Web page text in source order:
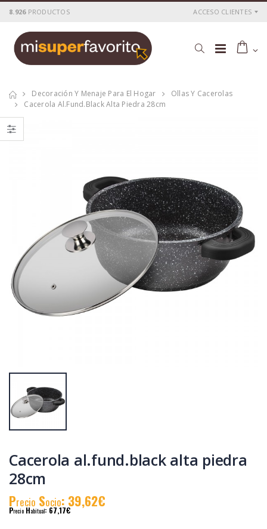
8.926 PRODUCTOS ACCESO CLIENTES
Decoración Y Menaje Para El Hogar
Ollas Y Cacerolas
Cacerola Al.fund.black Alta Piedra 28cm
Cacerola al.fund.black alta piedra
28cm
Precio Socio: 39,62€
Precio Habitual: 67,17€
Cacerola
al.fund.premium
alta piedra 20
Socio: 25,51€
: 43,69€
Cacerola
al.fund.premium
alta piedra 24
P S
Cacerola
al.fund.premium
alta piedra 28
PrecioSocio : 42,56€
PrecioHabitual: 71,78€
Cacerola
al.fund.premium